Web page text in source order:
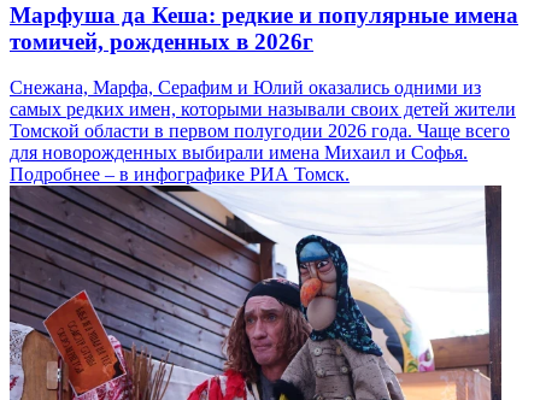
Марфуша да Кеша: редкие и популярные имена
томичей, рожденных в 2026г
Снежана, Марфа, Серафим и Юлий оказались одними из
самых редких имен, которыми называли своих детей жители
Томской области в первом полугодии 2026 года. Чаще всего
для новорожденных выбирали имена Михаил и Софья.
Подробнее – в инфографике РИА Томск.